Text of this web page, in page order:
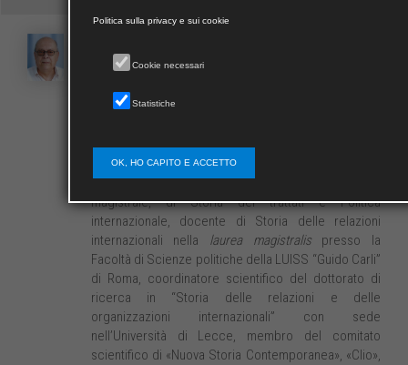
Antonio
Antonio Donno, professore ordinario di Storia delle
Scienze politiche e delle relazioni internazionali della
Facoltà di Lettere e Filosofia dell’Università di Lecce,
è docente, presso il medesimo corso, a livello
magistrale, di Storia dei trattati e Politica
internazionale, docente di Storia delle relazioni
internazionali nella laurea magistralispresso la
Facoltà di Scienze politiche della LUISS “Guido Carli”
di Roma, coordinatore scientifico del dottorato di
ricerca in “Storia delle relazioni e delle
organizzazioni internazionali” con sede
nell’Università di Lecce, membro del comitato
scientifico di «Nuova Storia Contemporanea», «Clio»,
Politica sulla privacy e sui cookie
Cookie necessari
Statistiche
OK, HO CAPITO E ACCETTO